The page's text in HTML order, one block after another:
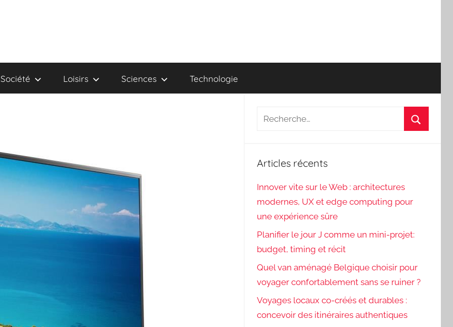
Société Loisirs Sciences Technologie
Recherche
Articles récents
Innover vite sur le Web : architectures
modernes, UX et edge computing pour
une expérience sûre
Planifier le jour J comme un mini-projet:
budget, timing et récit
Quel van aménagé Belgique choisir pour
voyager confortablement sans se ruiner ?
Voyages locaux co-créés et durables :
concevoir des itinéraires authentiques